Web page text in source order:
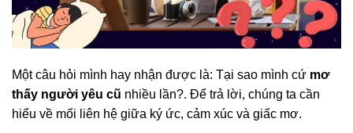
Một câu hỏi mình hay nhận được là: Tại sao mình cứ mơ
thấy người yêu cũ nhiều lần?. Để trả lời, chúng ta cần
hiểu về mối liên hệ giữa ký ức, cảm xúc và giấc mơ.